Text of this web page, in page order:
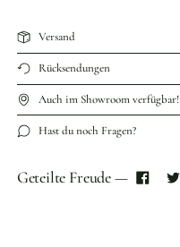
Versand
Rücksendungen
Auch im Showroom verfügbar!
Hast du noch Fragen?
Geteilte Freude —